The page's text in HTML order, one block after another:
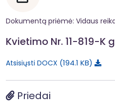
Dokumentą priėmė: Vidaus
Kvietimo Nr. 11-819-K
Atsisiųsti DOCX 194.1 KB
Priedai